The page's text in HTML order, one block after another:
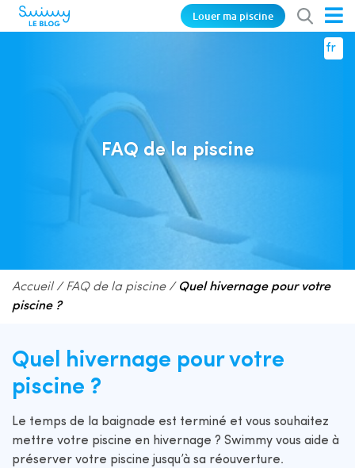
Louer ma piscine
fr
FAQ de la piscine
Accueil/ FAQ de la piscine/ Quel hivernage pour votre
piscine ?
Quel hivernage pour votre
piscine ?
Le temps de la baignade est terminé et vous souhaitez
mettre votre piscine en hivernage ? Swimmy vous aide à
préserver votre piscine jusqu’à sa réouverture.